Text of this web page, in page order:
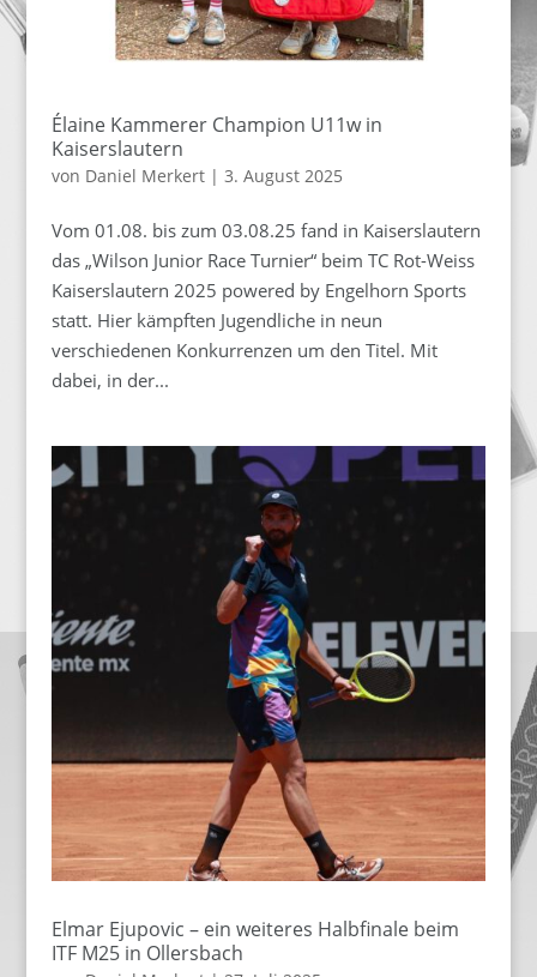
Élaine Kammerer Champion U11w in
Kaiserslautern
von Daniel Merkert| 3. August 2025
Vom 01.08. bis zum 03.08.25 fand in Kaiserslautern
das „Wilson Junior Race Turnier“ beim TC Rot-Weiss
Kaiserslautern 2025 powered by Engelhorn Sports
statt. Hier kämpften Jugendliche in neun
verschiedenen Konkurrenzen um den Titel. Mit
dabei, in der...
Elmar Ejupovic – ein weiteres Halbfinale beim
ITF M25 in Ollersbach